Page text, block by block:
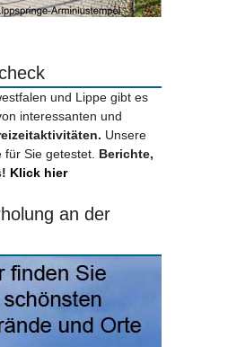
und Lippe gibt es
interessanten und
Unsere
Sie getestet. Berichte,
Klick hier
an der